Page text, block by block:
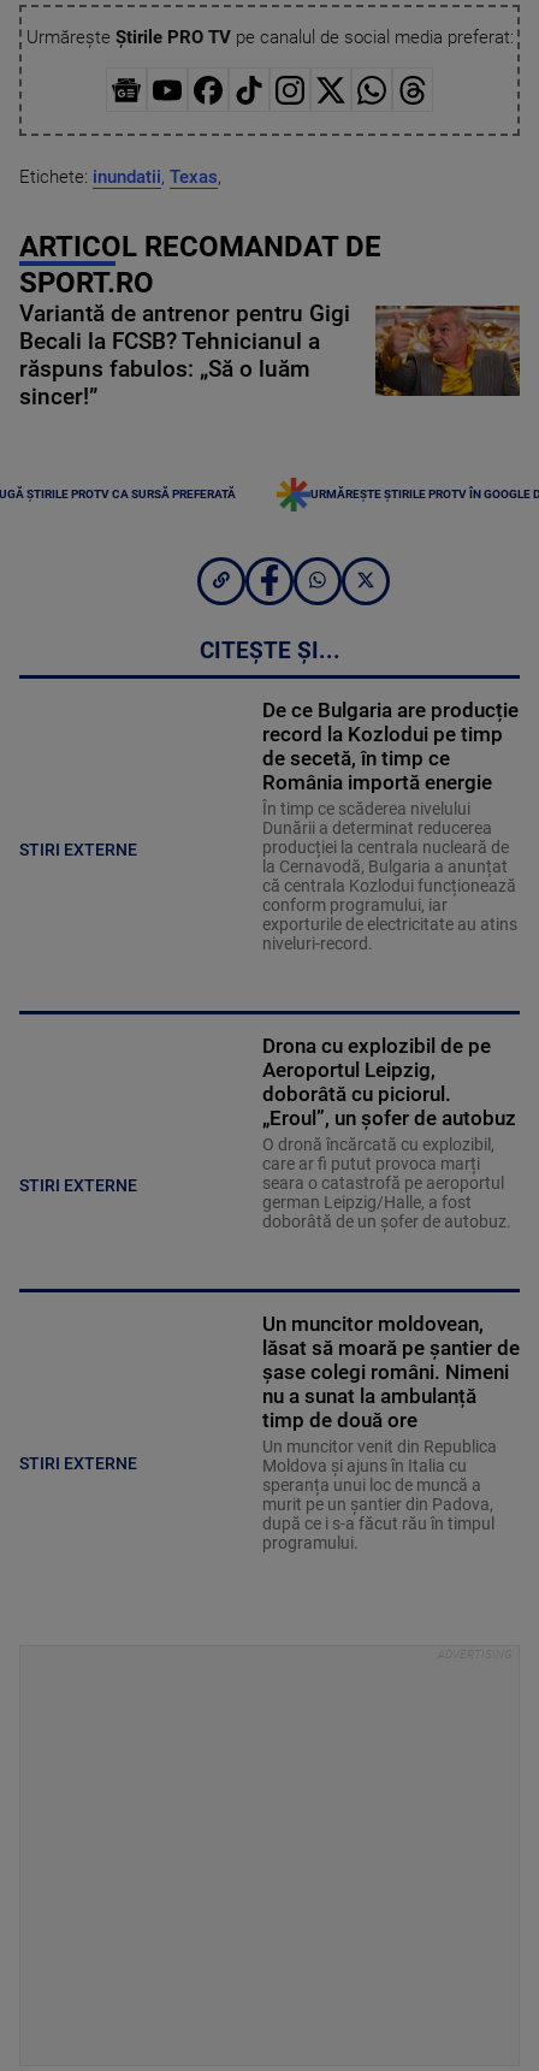
Urmărește Știrile PRO TVpe canalul de social media preferat:
Etichete: inundatii, Texas,
ARTICOL RECOMANDAT DE
SPORT.RO
Variantă de antrenor pentru Gigi
Becali la FCSB? Tehnicianul a
răspuns fabulos: „Să o luăm
sincer!”
ȘTIRILE PROTV CA SURSĂ PREFERATĂ URMĂREȘTE ȘTIRILE PROTV ÎN GOOGLE
CITEȘTE ȘI...
STIRI EXTERNE
De ce Bulgaria are producție
record la Kozlodui pe timp
de secetă, în timp ce
România importă energie
În timp ce scăderea nivelului
Dunării a determinat reducerea
producției la centrala nucleară de
la Cernavodă, Bulgaria a anunțat
că centrala Kozlodui funcționează
conform programului, iar
exporturile de electricitate au atins
niveluri-record.
STIRI EXTERNE
Drona cu explozibil de pe
Aeroportul Leipzig,
doborâtă cu piciorul.
„Eroul”, un șofer de autobuz
O dronă încărcată cu explozibil,
care ar fi putut provoca marți
seara o catastrofă pe aeroportul
german Leipzig/Halle, a fost
doborâtă de un șofer de autobuz.
STIRI EXTERNE
Un muncitor moldovean,
lăsat să moară pe șantier de
șase colegi români. Nimeni
nu a sunat la ambulanță
timp de două ore
Un muncitor venit din Republica
Moldova și ajuns în Italia cu
speranța unui loc de muncă a
murit pe un șantier din Padova,
după ce i s-a făcut rău în timpul
programului.